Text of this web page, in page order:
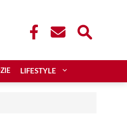
LIFESTYLE